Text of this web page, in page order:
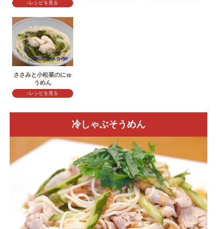
↓レシピを見る
ささみと小松菜のにゅ
うめん
↓レシピを見る
冷しゃぶそうめん